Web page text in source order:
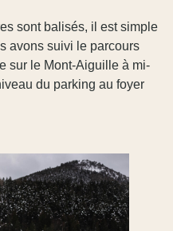
sont balisés, il est simple
avons suivi le parcours
sur le Mont-Aiguille à mi-
du parking au foyer